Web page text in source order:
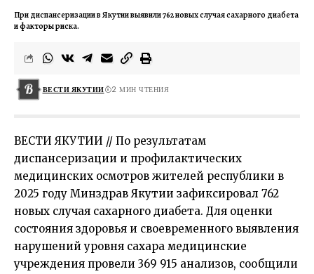
При диспансеризации в Якутии выявили 762 новых случая сахарного диабета
и факторы риска.
ВЕСТИ ЯКУТИИ 2 МИН ЧТЕНИЯ
ВЕСТИ ЯКУТИИ // По результатам
диспансеризации и профилактических
медицинских осмотров жителей республики в
2025 году Минздрав Якутии зафиксировал 762
новых случая сахарного диабета. Для оценки
состояния здоровья и своевременного выявления
нарушений уровня сахара медицинские
учреждения провели 369 915 анализов, сообщили